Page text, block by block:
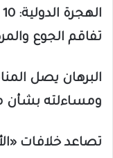
تفاقم الجوع
البرهان يصل
ومساءلته بشأن
تصاعد خلافات